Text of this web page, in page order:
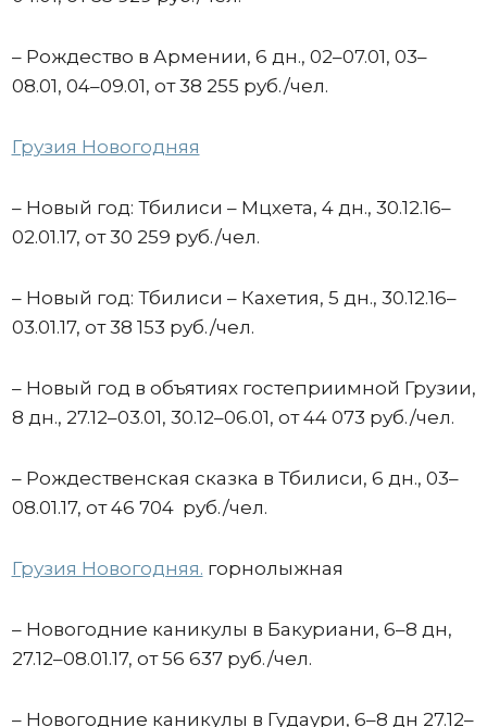
– Рождество в Армении, 6 дн., 02–07.01, 03–
08.01, 04–09.01, от 38 255 руб./чел.
Грузия Новогодняя
– Новый год: Тбилиси – Мцхета, 4 дн., 30.12.16–
02.01.17, от 30 259 руб./чел.
– Новый год: Тбилиси – Кахетия, 5 дн., 30.12.16–
03.01.17, от 38 153 руб./чел.
– Новый год в объятиях гостеприимной Грузии,
8 дн., 27.12–03.01, 30.12–06.01, от 44 073 руб./чел.
– Рождественская сказка в Тбилиси, 6 дн., 03–
08.01.17, от 46 704 руб./чел.
Грузия Новогодняя. горнолыжная
– Новогодние каникулы в Бакуриани, 6–8 дн,
27.12–08.01.17, от 56 637 руб./чел.
– Новогодние каникулы в Гудаури, 6–8 дн 27.12–